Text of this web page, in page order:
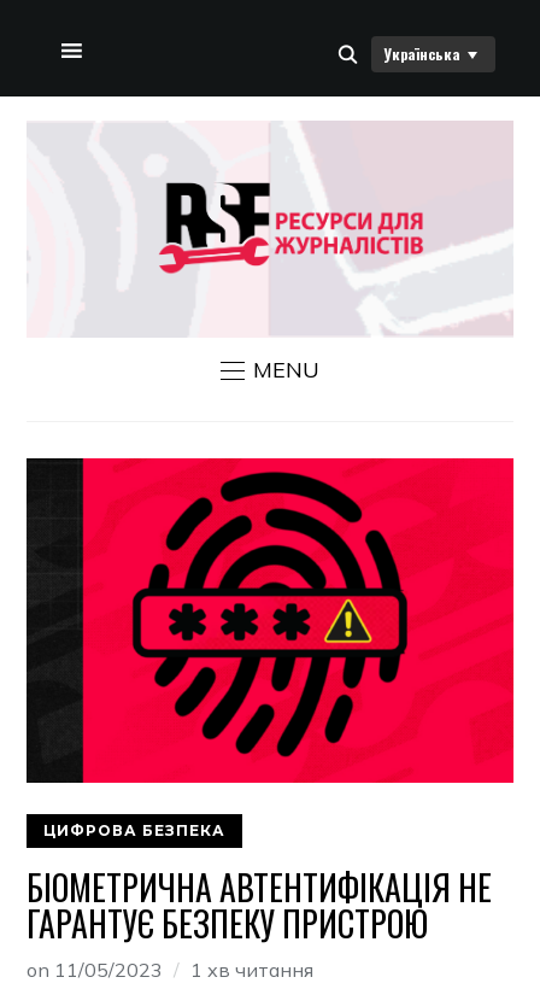
ДОМАШНЯ СТОРІНКА
ЗВ’ЯЗАТИСЯ З НАМИ
Українська
MENU
ЦИФРОВА БЕЗПЕКА
БІОМЕТРИЧНА АВТЕНТИФІКАЦІЯ НЕ
ГАРАНТУЄ БЕЗПЕКУ ПРИСТРОЮ
on 11/05/2023 1 хв читання